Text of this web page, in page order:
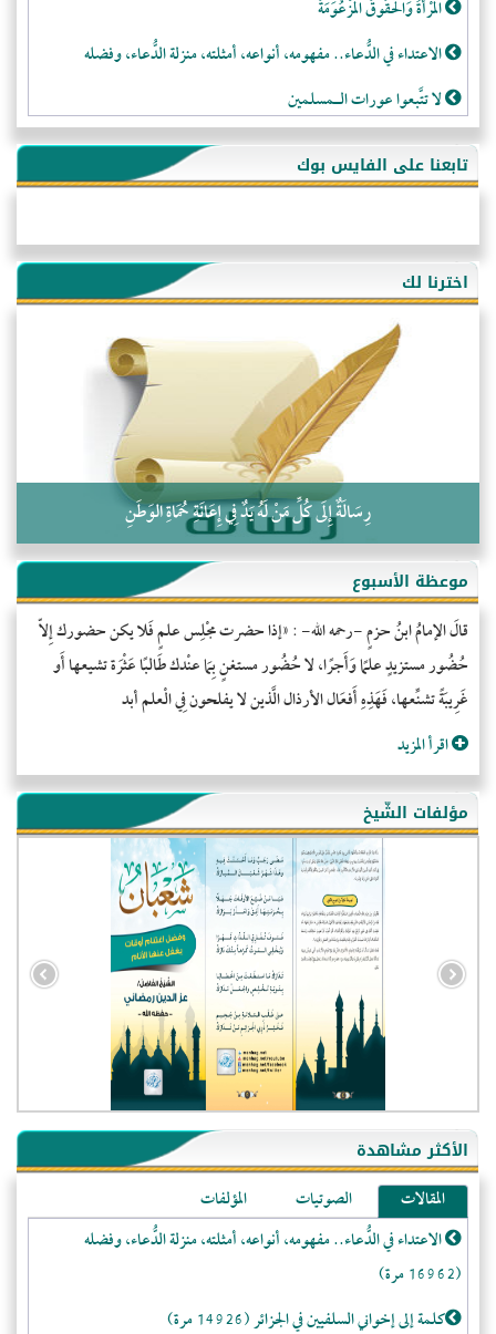
المَرْأَةُ وَالْحُقُوقُ الْمَزْعُوَمَةُ
الاعتداء في الدُّعاء.. مفهومه، أنواعه، أمثلته، منزلة الدُّعاء، وفضله
لا تتَّبعوا عورات الـمسلمين
فقه النَّصيحة عند الصَّحابة الكرام رضي الله عنهم
لَا عِزَّةَ إِلَّا بِالإِسْلَامِ
هذه سبيلنا فماذا تنقمون؟!
أُسُـسُ بَـيْـتِ الـمُسْـلِمِ
التَّعْلِيمُ القُرْآنِي
كلمة إلى إخواني السلفيين في الجزائر
تابعنا على الفايس بوك
اخترنا لك
رِسَالَةٌ إِلَى كُلِّ مَنْ لَهُ يَدٌ فِي إِعَانَةِ حُمَاةِ الوَطَنِ
موعظة الأسبوع
قالَ الإمامُ ابنُ حزمٍ -رحمه الله- : «إذا حضرت مجْلِس علمٍ فَلا يكن حضورك إِلاّ
حُضُور مستزيدٍ علمًا وَأَجرًا، لا حُضُور مستغنٍ بِمَا عنْدك طَالبًا عَثْرَة تشيعها أَو
غَرِيبَةً تشنِّعها، فَهَذِهِ أَفعَال الأرذال الَّذين لا يفلحون فِي الْعلم أبد
اقرأ المزيد
مؤلفات الشّيخ
الأكثر مشاهدة
المقالات الصوتيات
المؤلفات
الاعتداء في الدُّعاء.. مفهومه، أنواعه، أمثلته، منزلة الدُّعاء، وفضله
(16962 مرة)
كلمة إلى إخواني السلفيين في الجزائر (14926 مرة)
- الولايات المتحدة (72412)
- فيتنام (21564)
-غير معروف (21314)
- الصين (10628)
- كندا (10287)
- فرنسا (9145)
- روسيا (5536)